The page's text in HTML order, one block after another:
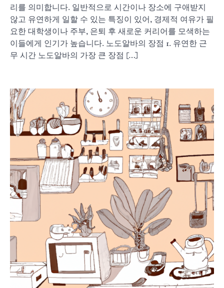
리를 의미합니다. 일반적으로 시간이나 장소에 구애받지
않고 유연하게 일할 수 있는 특징이 있어, 경제적 여유가 필
요한 대학생이나 주부, 은퇴 후 새로운 커리어를 모색하는
이들에게 인기가 높습니다. 노도알바의 장점 1. 유연한 근
무 시간 노도알바의 가장 큰 장점 […]